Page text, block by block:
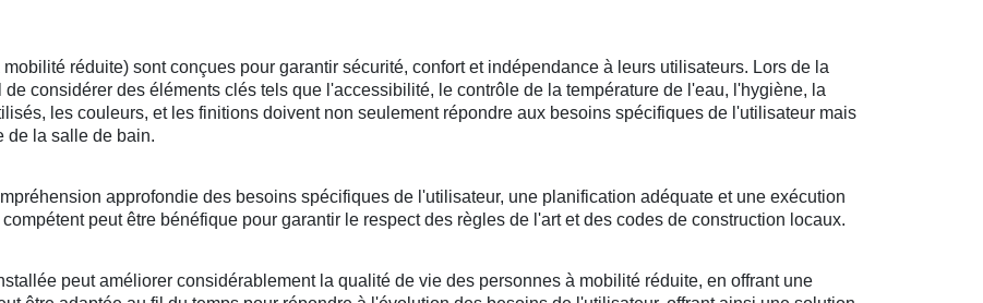
réduite) sont conçues pour garantir sécurité, confort et indépendance à leurs utilisateurs. Lors de la
considérer des éléments clés tels que l'accessibilité, le contrôle de la température de l'eau, l'hygiène, la
les couleurs, et les finitions doivent non seulement répondre aux besoins spécifiques de l'utilisateur mais
de la salle de bain.
approfondie des besoins spécifiques de l'utilisateur, une planification adéquate et une exécution
peut être bénéfique pour garantir le respect des règles de l'art et des codes de construction locaux.
peut améliorer considérablement la qualité de vie des personnes à mobilité réduite, en offrant une